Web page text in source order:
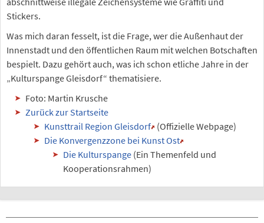
Stickers.
Was mich daran fesselt, ist die Frage, wer die Außenhaut der
Innenstadt und den öffentlichen Raum mit welchen Botschaften
bespielt. Dazu gehört auch, was ich schon etliche Jahre in der
„Kulturspange Gleisdorf“ thematisiere.
Foto: Martin Krusche
Zurück zur Startseite
Kunsttrail Region Gleisdorf (Offizielle Webpage)
Die Konvergenzzone bei Kunst Ost
Die Kulturspange (Ein Themenfeld und
Kooperationsrahmen)